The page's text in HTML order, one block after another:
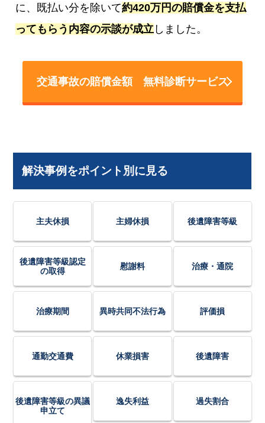
に、既払い分を除いて約420万円の賠償金を支払
ってもらう内容の示談が成立 しました。
交通事故の賠償金額 無料診断サービス
解決事例をポイント別に見る
主夫休損 主婦休損 後遺障害等級
後遺障害等級認定
の取得
慰謝料 治療・通院
治療期間 異時共同不法行為 評価損
通勤交通費 休業損害 後遺障害
後遺障害等級の異議
申立て
逸失利益 過失割合